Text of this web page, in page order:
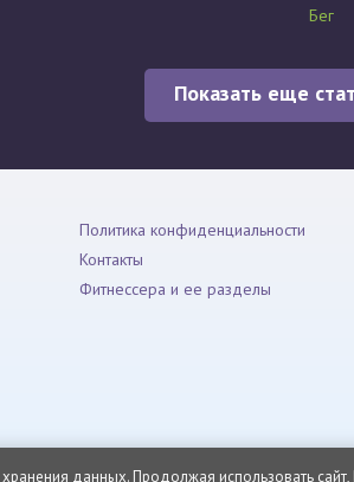
Бег
Показать еще
Политика конфиденциальности
Контакты
Фитнессера и ее разделы
хранения данных. Продолжая использовать